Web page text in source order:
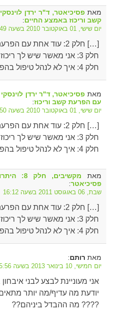
מאת
קשב וריכוז באמצע החיים:
יום שישי, 01 באוקטובר 2010 בשעה 16:49
[…] חלק 2: עוד אחת עם
חלק 3: אני מאשר שיש לך
חלק 4: איך לא לנהל טיפול בהפרעת קשב. […]
מאת
עם הפרעת קשב וריכוז:
יום שישי, 01 באוקטובר 2010 בשעה 16:50
[…] חלק 2: עוד אחת עם
חלק 3: אני מאשר שיש לך
חלק 4: איך לא לנהל טיפול בהפרעת קשב. […]
מאת
מקשיבים,
פסיכיאטר:
שבת, 06 באוגוסט 2011 בשעה 16:12
[…] חלק 2: עוד אחת עם
חלק 3: אני מאשר שיש לך
חלק 4: איך לא לנהל טיפול בהפרעת קשב. […]
מאת רותם:
יום חמישי, 10 בינואר 2013 בשעה 15:56
אני מעוניינת לבצע לבני
???? מה ההבדל ביניהם??